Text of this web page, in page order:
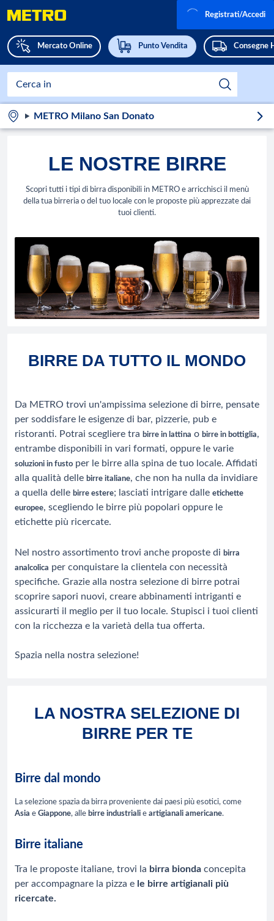
Mercato Online Punto Vendita Consegne
Registrati/Accedi
METRO Milano San Donato
LE NOSTRE BIRRE
Scopri tutti i tipi di birra disponibili in METRO e arricchisci il menù
della tua birreria o del tuo locale con le proposte più apprezzate dai
tuoi clienti.
BIRRE DA TUTTO IL MONDO
Da METRO trovi un'ampissima selezione di birre, pensate
per soddisfare le esigenze di bar, pizzerie, pub e
ristoranti. Potrai scegliere tra birre in lattina o birre in bottiglia,
entrambe disponibili in vari formati, oppure le varie
soluzioni in fusto per le birre alla spina de tuo locale. Affidati
alla qualità delle birre italiane, che non ha nulla da invidiare
a quella delle birre estere; lasciati intrigare dalle etichette
europee, scegliendo le birre più popolari oppure le
etichette più ricercate.
Nel nostro assortimento trovi anche proposte di birra
analcolica per conquistare la clientela con necessità
specifiche. Grazie alla nostra selezione di birre potrai
scoprire sapori nuovi, creare abbinamenti intriganti e
assicurarti il meglio per il tuo locale. Stupisci i tuoi clienti
con la ricchezza e la varietà della tua offerta.
Spazia nella nostra selezione!
LA NOSTRA SELEZIONE DI
BIRRE PER TE
Birre dal mondo
La selezione spazia da birra proveniente dai paesi più esotici, come
Asia e Giappone, alle birre industriali e artigianali americane.
Birre italiane
Tra le proposte italiane, trovi la birra bionda concepita
per accompagnare la pizza e le birre artigianali più
ricercate.